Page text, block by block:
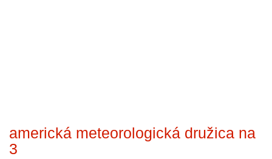
americká meteorologická družica na
3